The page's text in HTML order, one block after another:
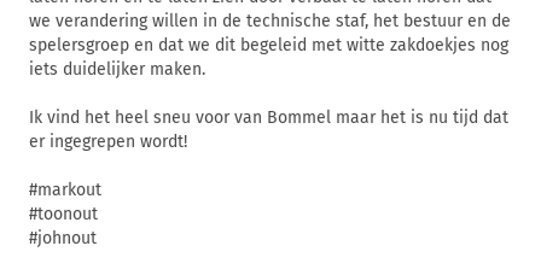
we verandering willen in de technische staf, het bestuur en de
spelersgroep en dat we dit begeleid met witte zakdoekjes nog
iets duidelijker maken.
Ik vind het heel sneu voor van Bommel maar het is nu tijd dat
er ingegrepen wordt!
#markout
#toonout
#johnout